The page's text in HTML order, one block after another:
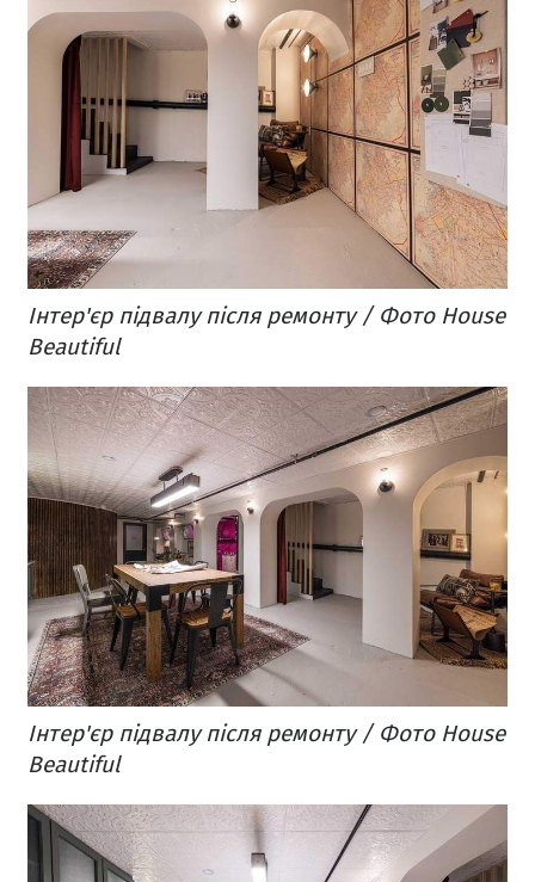
Інтер'єр підвалу після ремонту / Фото House
Beautiful
Інтер'єр підвалу після ремонту / Фото House
Beautiful